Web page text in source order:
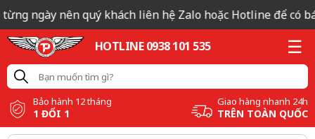
ngày nên quý khách liên hệ Zalo hoặc Hotline để có
HOTLINE 0938 101 535
Bảo hành 12 tháng
1 ĐỔI 1
Giao hàng nhanh 24h
TRÊN TOÀN QUỐC